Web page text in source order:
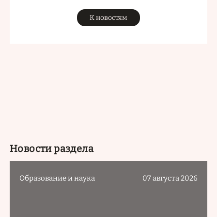
К новостям
Новости раздела
Образование и наука 07 августа 2026